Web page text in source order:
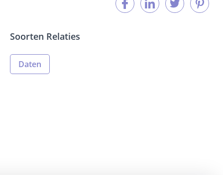
Soorten Relaties
Daten